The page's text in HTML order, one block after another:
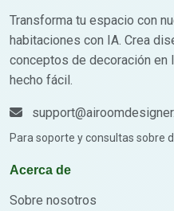
Transforma tu espacio con
habitaciones con IA. Crea
conceptos de decoración en
hecho fácil.
Para soporte y consultas sobre
Acerca de
Sobre nosotros